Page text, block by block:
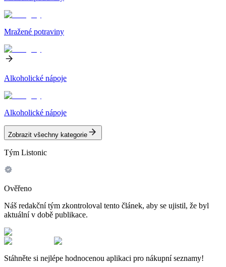
Mražené potraviny
Alkoholické nápoje
Alkoholické nápoje
Zobrazit všechny kategorie
Tým Listonic
Ověřeno
Náš redakční tým zkontroloval tento článek, aby se ujistil, že byl
aktuální v době publikace.
Stáhněte si nejlépe hodnocenou aplikaci pro nákupní seznamy!